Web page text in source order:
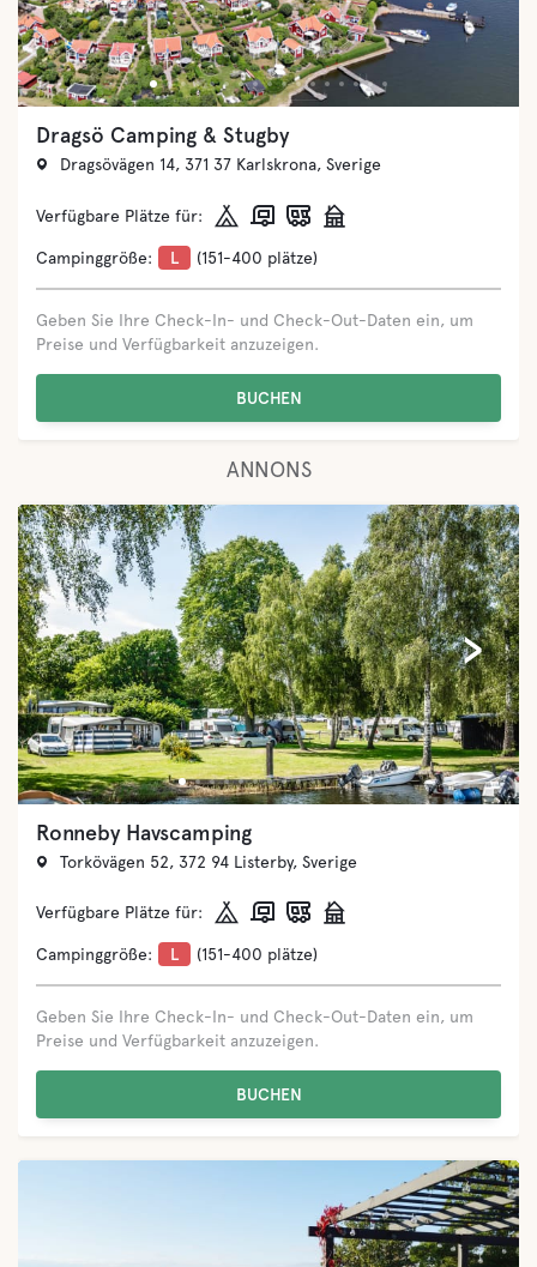
Sandbybadets Camping
Sandby sjögata 41, 387 73 Löttorp, Sverige
Verfügbare Plätze für:
Campinggröße: L (151-400 plätze)
Geben Sie Ihre Check-In- und Check-Out-Daten ein, um
Preise und Verfügbarkeit anzuzeigen.
BUCHEN
ANNONS
›
‹
Sonjas Camping & Stugor
John Emils gata 43, 387 73 Löttorp, Sverige
Verfügbare Plätze für:
Campinggröße: L (151-400 plätze)
Geben Sie Ihre Check-In- und Check-Out-Daten ein, um
Preise und Verfügbarkeit anzuzeigen.
BUCHEN